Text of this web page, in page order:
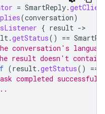
= SmartReply.
(conversation)
{ result ->
.getStatus() ==
conversation's
result doesn't contain
(result.getStatus() ==
completed